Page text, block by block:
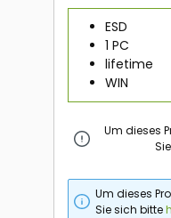
ESD
1 PC
lifetime
WIN
Um dieses
Um dieses
Sie sich bitte